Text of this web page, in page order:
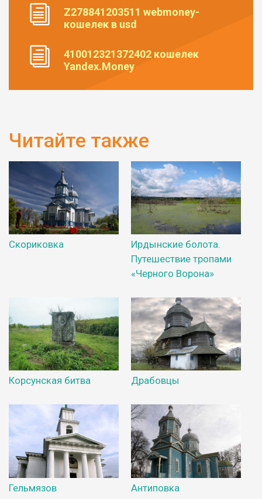
Z278841203511 webmoney-
кошелек в usd
410012321372402 кошелек
Yandex.Money
Читайте также
Скориковка
Ирдынские болота.
Путешествие тропами
«Черного Ворона»
Корсунская битва Драбовцы
Гельмязов Антиповка